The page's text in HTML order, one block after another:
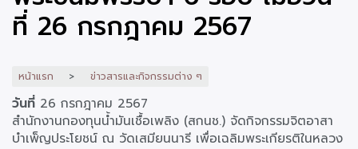
ที่ 26 กรกฎาคม 2567
หน้าแรก ข่าวสารและกิจกรรมต่าง ๆ
วันที่ 26 กรกฎาคม 2567
สำนักงานกองทุนน้ำมันเชื้อเพลิง (สกนช.) จัดกิจกรรมจิตอาสา
บำเพ็ญประโยชน์ ณ วัดเสมียนนารี เพื่อเฉลิมพระเกียรติในหลวง